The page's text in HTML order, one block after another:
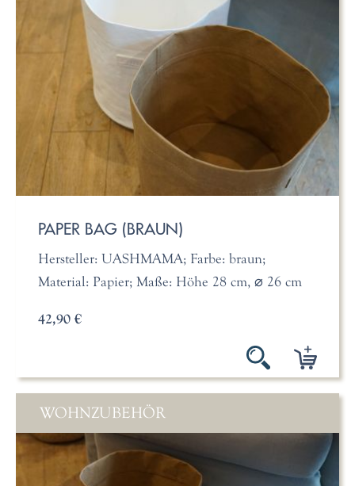
PAPER BAG (BRAUN)
Hersteller: UASHMAMA; Farbe: braun;
Material: Papier; Maße: Höhe 28 cm, ⌀ 26 cm
42,90 €
WOHNZUBEHÖR